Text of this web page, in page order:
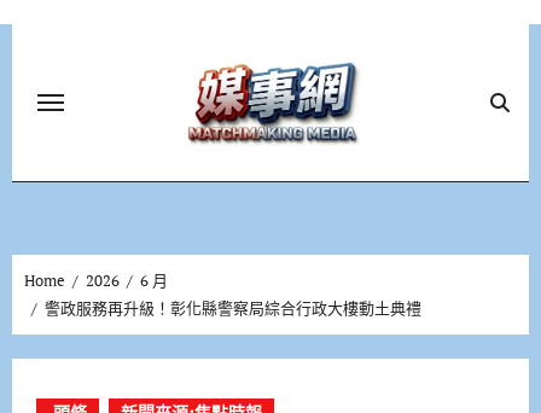
Home 2026
6 月
警政服務再升級！彰化縣警察局綜合行政大樓動土典禮